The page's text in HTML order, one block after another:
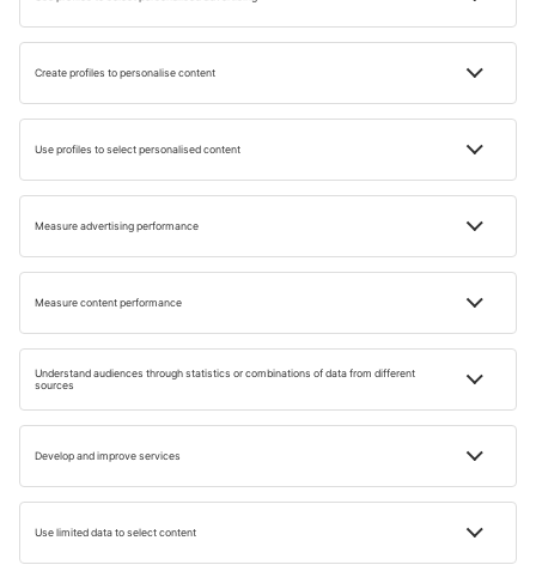
Plaja nu este aglomerată și oferă astfel o atmosferă de
intimitate, ȋnsă nu există dușuri, toalete sau magazine, așa
că este recomandat să-ţi aduci propriile provizii.
Pe lângă înot, merită să arunci o privire și la peisajele din
jur. Poți face o scurtă plimbare de-a lungul falezelor din
jurul St Peter’s Pool. Este locul perfect pentru cei care
caută o plajă liniștită și sălbatică, departe de aglomerație.
Care sunt cele mai frumoase plaje din Malta?
Cum pot ajunge la Golden Bay?
Ce activități se pot desfășura la Golden Bay?